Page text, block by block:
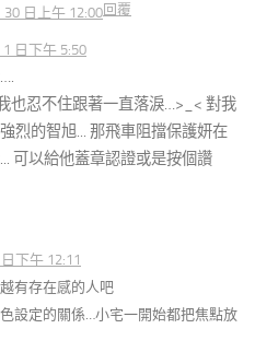
日上午 12:00回覆
1 日下午 5:50
也忍不住跟著一直落淚…>_< 對我
烈的智旭... 那飛車阻擋保護妍在
可以給他蓋章認證或是按個讚
下午 12:11
有存在感的人吧
設定的關係…小宅一開始都把焦點放